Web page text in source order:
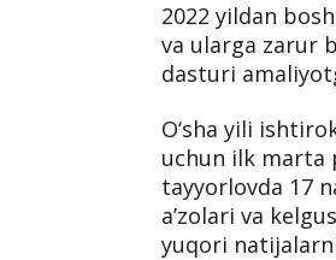
2022 yildan
va ularga zarur
dasturi
O‘sha yili
uchun ilk marta
tayyorlovda 17
a’zolari va
yuqori